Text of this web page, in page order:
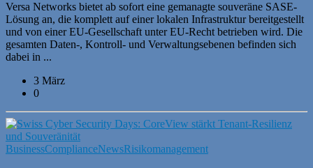
Versa Networks bietet ab sofort eine gemanagte souveräne SASE-
Lösung an, die komplett auf einer lokalen Infrastruktur bereitgestellt
und von einer EU-Gesellschaft unter EU-Recht betrieben wird. Die
gesamten Daten-, Kontroll- und Verwaltungsebenen befinden sich
dabei in ...
3 März
0
BusinessComplianceNewsRisikomanagement